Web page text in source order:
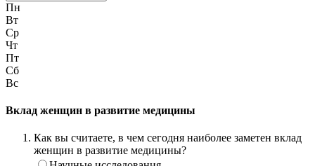
Пн
Вт
Ср
Чт
Пт
Сб
Вс
Вклад женщин в развитие медицины
Как вы считаете, в чем сегодня наиболее заметен вклад
женщин в развитие медицины?